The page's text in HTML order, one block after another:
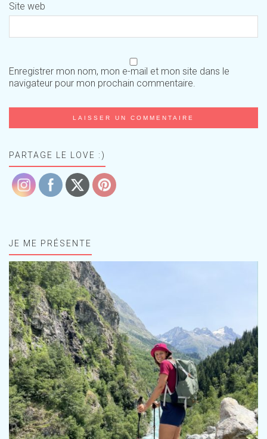
Site web
Enregistrer mon nom, mon e-mail et mon site dans le
navigateur pour mon prochain commentaire.
PARTAGE LE LOVE :)
JE ME PRÉSENTE